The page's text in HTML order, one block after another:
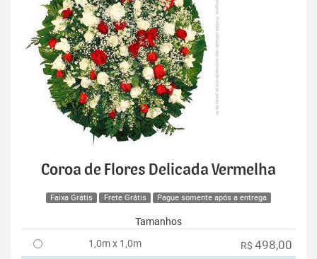
Coroa de Flores Delicada Vermelha
Faixa Grátis Frete Grátis Pague somente após a entrega
Tamanhos
1,0m x 1,0m
R$ 498,00